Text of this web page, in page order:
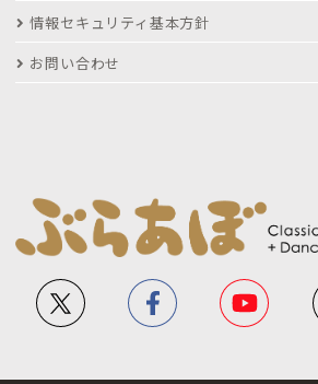
情報セキュリティ基本方針
お問い合わせ